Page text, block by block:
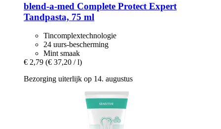
blend-a-med Complete Protect Expert
Tandpasta, 75 ml
Tincomplextechnologie
24 uurs-bescherming
Mint smaak
€ 2,79 (€ 37,20 / l)
Bezorging uiterlijk op 14. augustus